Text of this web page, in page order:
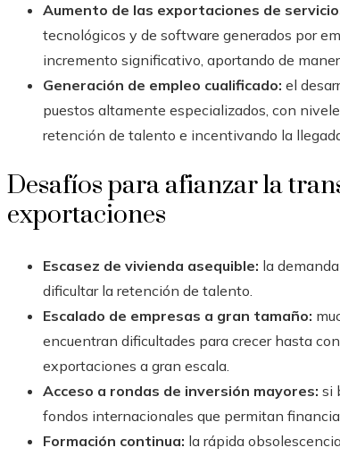
Aumento de las exportaciones de
tecnológicos y de software generados por
incremento significativo, aportando de
Generación de empleo cualificado: el
puestos altamente especializados, con
retención de talento e incentivando la
Desafíos para afianzar la
exportaciones
Escasez de vivienda asequible: la
dificultar la retención de talento.
Escalado de empresas a gran tamaño:
encuentran dificultades para crecer hasta
exportaciones a gran escala.
Acceso a rondas de inversión mayores: si
fondos internacionales que permitan
Formación continua: la rápida